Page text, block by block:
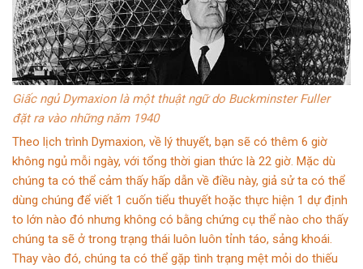
Giấc ngủ Dymaxion là một thuật ngữ do Buckminster Fuller
đặt ra vào những năm 1940
Theo lịch trình Dymaxion, về lý thuyết, bạn sẽ có thêm 6 giờ
không ngủ mỗi ngày, với tổng thời gian thức là 22 giờ. Mặc dù
chúng ta có thể cảm thấy hấp dẫn về điều này, giả sử ta có thể
dùng chúng để viết 1 cuốn tiểu thuyết hoặc thực hiện 1 dự định
to lớn nào đó nhưng không có bằng chứng cụ thể nào cho thấy
chúng ta sẽ ở trong trạng thái luôn luôn tỉnh táo, sảng khoái.
Thay vào đó, chúng ta có thể gặp tình trạng mệt mỏi do thiếu